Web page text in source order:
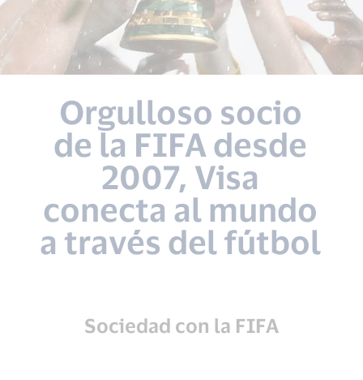
Orgulloso socio
de la FIFA desde
2007, Visa
conecta al mundo
a través del fútbol
Sociedad con la FIFA